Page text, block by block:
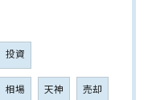
投資
相場 天神 売却